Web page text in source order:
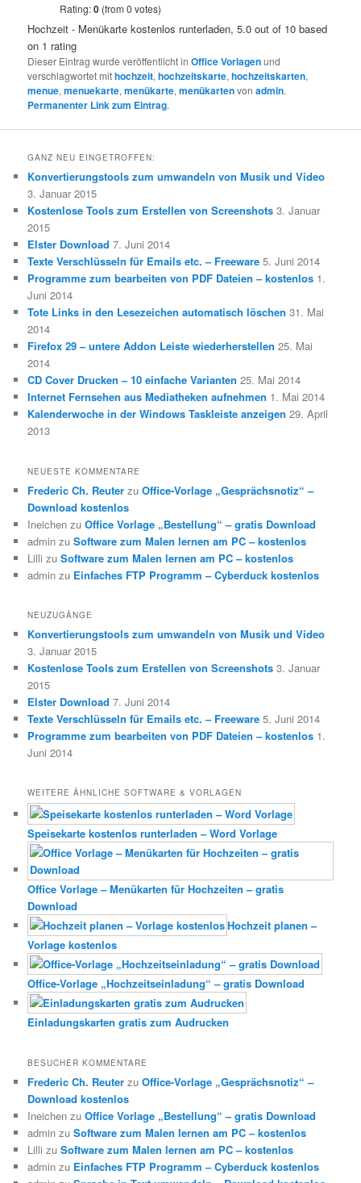
Rating:0 (from 0 votes)
Hochzeit - Menükarte kostenlos runterladen,5.0 out of 10 based
on 1 rating
Dieser Eintrag wurde veröffentlicht inOffice Vorlagenund
verschlagwortet mithochzeit,hochzeitskarte,hochzeitskarten,
menue,menuekarte,menükarte,menükartenvonadmin.
Permanenter Link zum Eintrag.
GANZ NEU EINGETROFFEN:
Konvertierungstools zum umwandeln von Musik und Video
3. Januar 2015
Kostenlose Tools zum Erstellen von Screenshots 3. Januar
2015
Elster Download 7. Juni 2014
Texte Verschlüsseln für Emails etc. – Freeware 5. Juni 2014
Programme zum bearbeiten von PDF Dateien – kostenlos 1.
Juni 2014
Tote Links in den Lesezeichen automatisch löschen 31. Mai
2014
Firefox 29 – untere Addon Leiste wiederherstellen 25. Mai
2014
CD Cover Drucken – 10 einfache Varianten 25. Mai 2014
Internet Fernsehen aus Mediatheken aufnehmen 1. Mai 2014
Kalenderwoche in der Windows Taskleiste anzeigen 29. April
2013
NEUESTE KOMMENTARE
Frederic Ch. Reuter zuOffice-Vorlage „Gesprächsnotiz“ –
Download kostenlos
Ineichen zuOffice Vorlage „Bestellung“ – gratis Download
admin zuSoftware zum Malen lernen am PC – kostenlos
Lilli zuSoftware zum Malen lernen am PC – kostenlos
admin zu Einfaches FTP Programm – Cyberduck kostenlos
NEUZUGÄNGE
Konvertierungstools zum umwandeln von Musik und Video
3. Januar 2015
Kostenlose Tools zum Erstellen von Screenshots 3. Januar
2015
Elster Download 7. Juni 2014
Texte Verschlüsseln für Emails etc. – Freeware 5. Juni 2014
Programme zum bearbeiten von PDF Dateien – kostenlos 1.
Juni 2014
WEITERE ÄHNLICHE SOFTWARE & VORLAGEN
Speisekarte kostenlos runterladen – Word Vorlage
Office Vorlage – Menükarten für Hochzeiten – gratis
Download
Hochzeit planen –
Vorlage kostenlos
Office-Vorlage „Hochzeitseinladung“ – gratis Download
Einladungskarten gratis zum Audrucken
BESUCHER KOMMENTARE
Frederic Ch. Reuter zuOffice-Vorlage „Gesprächsnotiz“ –
Download kostenlos
Ineichen zuOffice Vorlage „Bestellung“ – gratis Download
admin zuSoftware zum Malen lernen am PC – kostenlos
Lilli zuSoftware zum Malen lernen am PC – kostenlos
admin zu Einfaches FTP Programm – Cyberduck kostenlos